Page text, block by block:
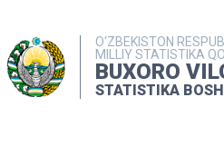
O‘ZBEKISTON
MILLIY STATISTIKA
BUXORO
STATISTIKA
MATBUOT